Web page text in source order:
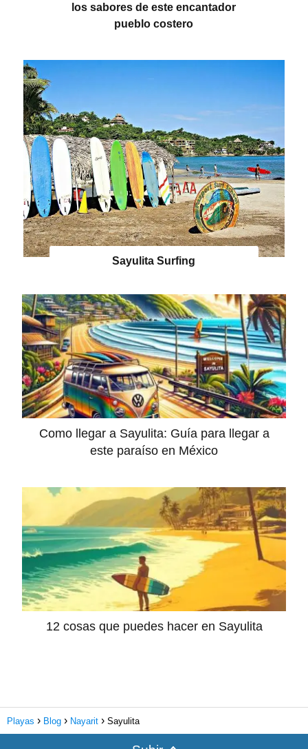
los sabores de este encantador
pueblo costero
Sayulita Surfing
Como llegar a Sayulita: Guía para llegar a
este paraíso en México
12 cosas que puedes hacer en Sayulita
Playas Blog Nayarit Sayulita